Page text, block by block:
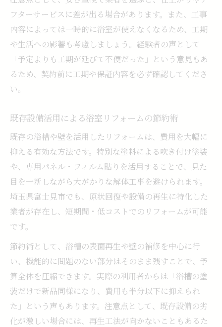
フターサービスに差が出る場合があります。また、工事
内容によっては一時的に浴室が使えなくなるため、工期
や生活への影響も考慮しましょう。経験者の声として
「予定よりも工期が延びて不便だった」という意見もあ
るため、契約前に工期や保証内容を必ず確認してくださ
い。
既存設備活用による浴室リフォームの節約術
既存の浴槽や壁を活用したリフォームは、費用を大幅に
抑える有効な方法です。特別な塗料による吹き付け塗装
や、専用パネル・フィルム貼りを活用することで、見た
目を一新しながら大がかりな解体工事を避けられます。
埼玉県富士見市でも、原状回復や設備の再生に特化した
業者が存在し、短期間・低コストでのリフォームが可能
です。
節約術として、浴槽の表面再生や壁の補修を中心に行
い、機能的に問題のない部分はそのまま残すことで、予
算全体を圧縮できます。実際の利用者からは「浴槽の塗
装だけで新品同様になり、費用も半分以下に抑えられ
た」という声もあります。注意点として、既存設備の劣
化が激しい場合には、再生工法が向かないこともあるた